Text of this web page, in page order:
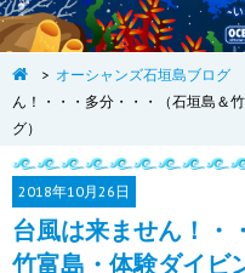
> オーシャンズ石垣島ブログ
ん！・・・多分・・・（石垣島＆
グ）
2018年10月26日
台風は来ません！・
竹富島・体験ダイビ